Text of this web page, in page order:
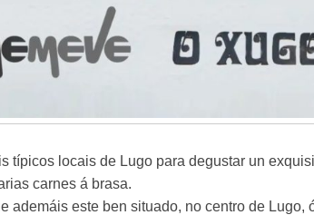
típicos locais de Lugo para degustar un
carnes á brasa.
ademáis este ben situado, no centro de Lugo,